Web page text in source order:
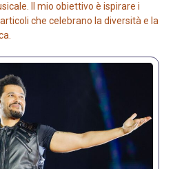
Il mio obiettivo è ispirare i
che celebrano la diversità e la